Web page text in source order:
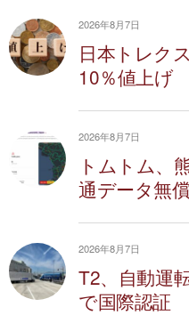
2026年8月7日
日本トレク
10％値上げ
2026年8月7日
トムトム、
通データ無
2026年8月7日
T2、自動運
で国際認証